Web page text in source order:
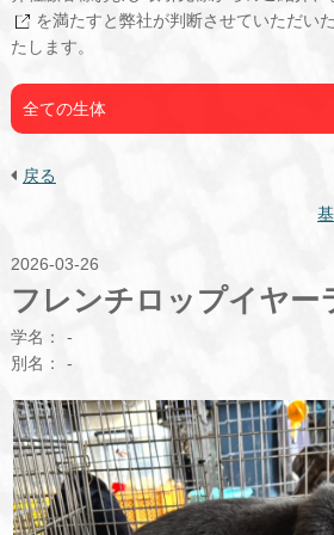
を満たすと弊社が判断させていただい
たします。
全ての生体
戻る
2026-03-26
フレンチロップイヤー
学名：
-
別名：
-